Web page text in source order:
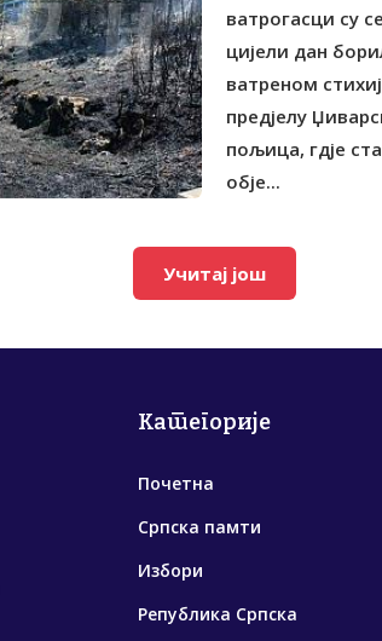
ватрогасци су
цијели дан
ватреном
предјелу
пољица, гдје
обје...
Учитај још
Категорије
Почетна
Српска памти
Избори
Република Српска